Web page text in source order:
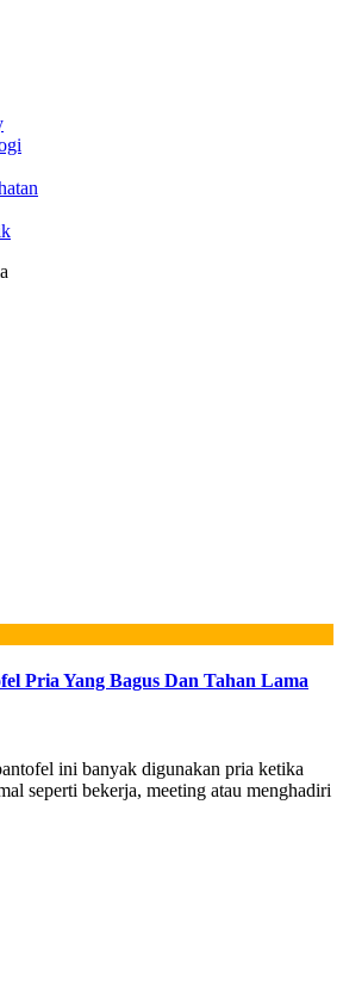
Pria Yang Bagus Dan Tahan Lama
ini banyak digunakan pria ketika
seperti bekerja, meeting atau menghadiri